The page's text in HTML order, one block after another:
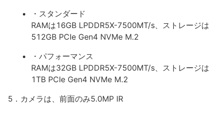
・スタンダード
RAMは16GB LPDDR5X-7500MT/s、ストレージは
512GB PCIe Gen4 NVMe M.2
・パフォーマンス
RAMは32GB LPDDR5X-7500MT/s、ストレージは
1TB PCIe Gen4 NVMe M.2
5．カメラは、前面のみ5.0MP IR